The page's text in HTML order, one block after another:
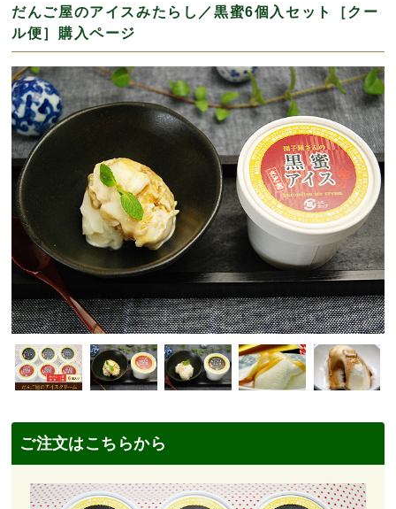
だんご屋のアイスみたらし／黒蜜6個入セット［クー
ル便］購入ページ
ご注文はこちらから